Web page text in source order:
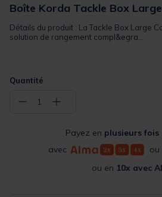
Boîte Korda Tackle Box
Détails du produit : La Tackle Box Large
solution de rangement compl&egra...
Quantité
− 1 +
Payez en plusieurs fois
avec
ou
ou en 10x avec